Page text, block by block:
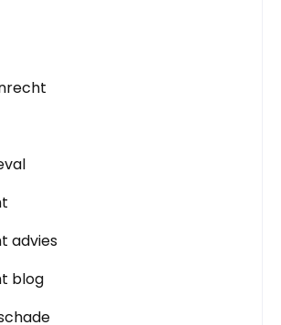
advies
blog